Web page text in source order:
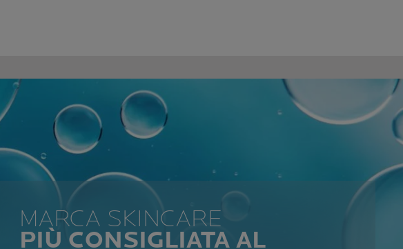
MARCA SKINCARE
PIÙ CONSIGLIATA AL